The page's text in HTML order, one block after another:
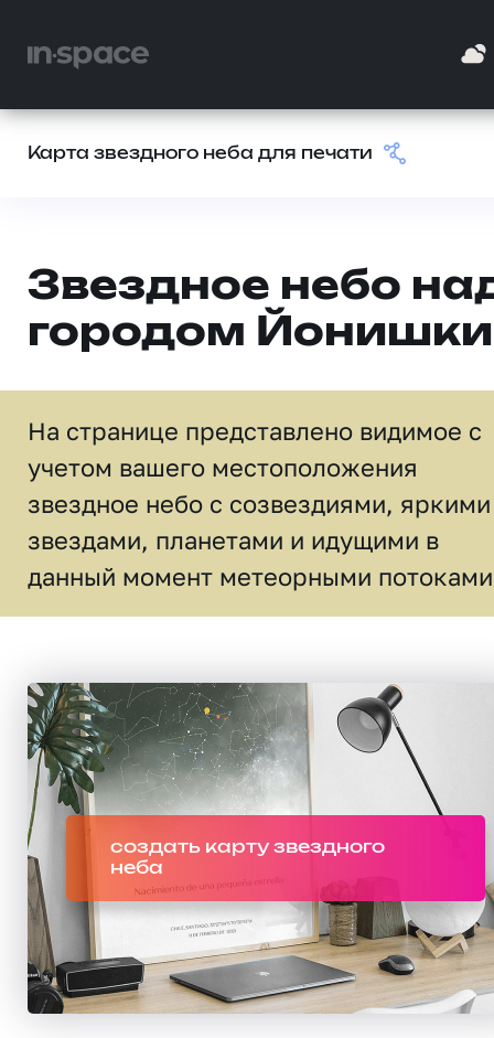
Карта звездного неба для печати
Звездное небо
городом
На странице представлено видимое c
учетом вашего местоположения
звездное небо c созвездиями, яркими
звездами, планетами и идущими в
данный момент метеорными
создать карту звездного
неба